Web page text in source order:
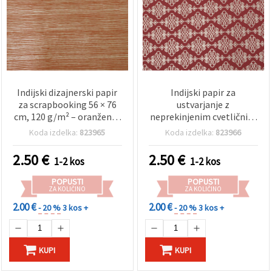
Indijski dizajnerski papir
za scrapbooking 56 × 76
cm, 120 g/m² – oranžen, s
potiskom iz metalizirane
dekorativni papir za
ustvarjanje, voščilnice in
DIY – HP37
Koda izdelka: 823965
2.50€ 1-2 kos
POPUSTI
ZA KOLIČINO
2.00 €- 20 %3 kos +
KUPI
Indijski papir za
ustvarjanje z
neprekinjenim cvetličnim
vzorcem, 120 g/m², 56 x
metalik folijskim tiskom
srebrne barve — za
scrapbooking, izdelavo
voščilnic in DIY
ustvarjanje, HP38
Koda izdelka: 823966
2.50€ 1-2 kos
POPUSTI
ZA KOLIČINO
2.00 €- 20 %3 kos +
KUPI